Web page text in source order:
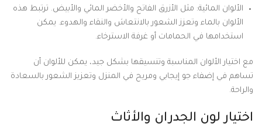
الألوان المائية: مثل الأزرق الفاتح والأخضر المائي والأبيض. ترتبط هذه
الألوان بالماء وتعزز الشعور بالانتعاش والنقاء والهدوء. يمكن
استخدامها في الحمامات أو غرفة الاسترخاء.
مع اختيار الألوان المناسبة وتنسيقها بشكل جيد، يمكن للألوان أن
تساهم في إضفاء جو إيجابي ومريح في المنزل وتعزيز الشعور بالسعادة
والراحة.
اختيار لون الجدران والأثاث